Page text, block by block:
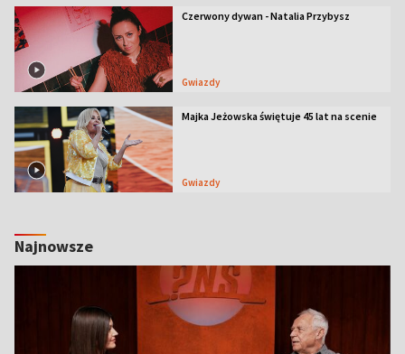
Czerwony dywan - Natalia Przybysz
Gwiazdy
Majka Jeżowska świętuje 45 lat na scenie
Gwiazdy
Najnowsze